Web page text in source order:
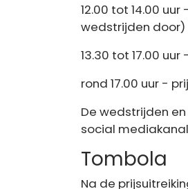
12.00 tot 14.00
wedstrijden door)
13.30 tot 17.00
rond 17.00 uur -
De wedstrijden
social
Tombola
Na de